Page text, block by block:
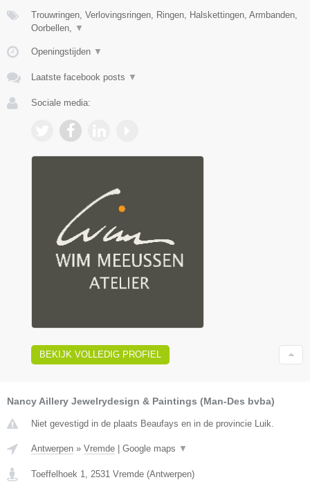
Trouwringen, Verlovingsringen, Ringen, Halskettingen, Armbanden,
Oorbellen,
▼
Openingstijden ▼
Laatste facebook posts ▼
Sociale media:
BEKIJK VOLLEDIG PROFIEL
Nancy Aillery Jewelrydesign & Paintings (Man-Des bvba)
Niet gevestigd in de plaats Beaufays en in de provincie Luik.
Antwerpen » Vremde Google maps ▼
Toeffelhoek 1 2531 Vremde (Antwerpen)